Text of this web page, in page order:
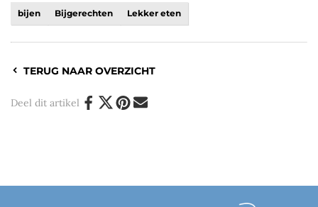
bijen Bijgerechten Lekker eten
TERUG NAAR OVERZICHT
Deel dit artikel